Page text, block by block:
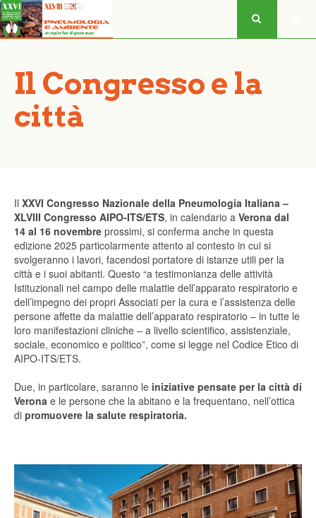
Il Congresso e la
città
Il XXVI Congresso Nazionale della Pneumologia Italiana –
XLVIII Congresso AIPO-ITS/ETS, in calendario a Verona dal
14 al 16 novembre prossimi, si conferma anche in questa
edizione 2025 particolarmente attento al contesto in cui si
svolgeranno i lavori, facendosi portatore di istanze utili per la
città e i suoi abitanti. Questo “a testimonianza delle attività
Istituzionali nel campo delle malattie dell’apparato respiratorio e
dell’impegno dei propri Associati per la cura e l’assistenza delle
persone affette da malattie dell’apparato respiratorio – in tutte le
loro manifestazioni cliniche – a livello scientifico, assistenziale,
sociale, economico e politico”, come si legge nel Codice Etico di
AIPO-ITS/ETS.
Due, in particolare, saranno le iniziative pensate per la città di
Verona e le persone che la abitano e la frequentano, nell’ottica
di promuovere la salute respiratoria.